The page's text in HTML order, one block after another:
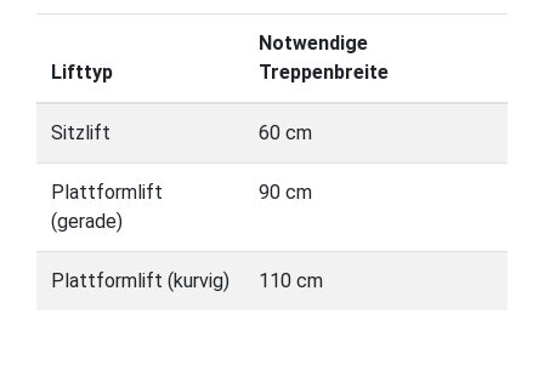
Lifttyp
Notwendige
Treppenbreite
Sitzlift 60 cm
Plattformlift
(gerade)
90 cm
Plattformlift (kurvig) 110 cm